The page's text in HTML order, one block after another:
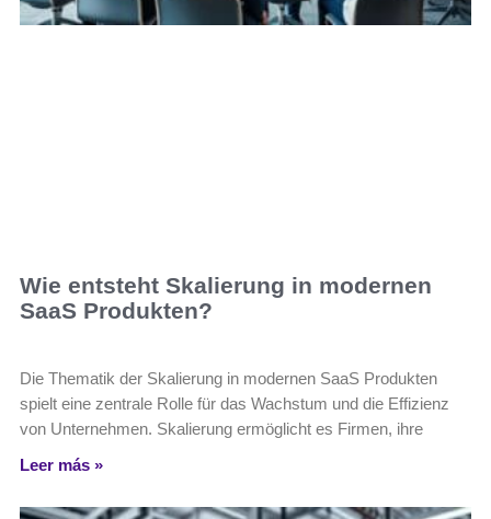
Wie entsteht Skalierung in modernen
SaaS Produkten?
Die Thematik der Skalierung in modernen SaaS Produkten
spielt eine zentrale Rolle für das Wachstum und die Effizienz
von Unternehmen. Skalierung ermöglicht es Firmen, ihre
Leer más »